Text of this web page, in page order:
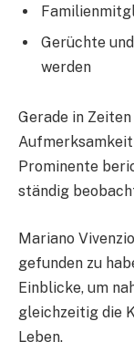
Gerüchte
werden
Gerade in
Prominente
ständig
Mariano
gefunden zu
Einblicke, um
gleichzeitig die
Leben.